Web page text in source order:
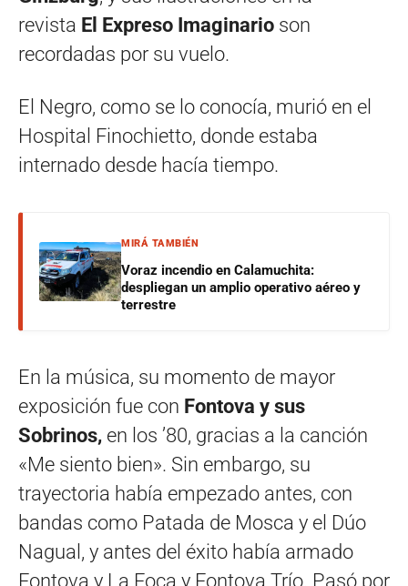
revista El Expreso Imaginario son
recordadas por su vuelo.
El Negro, como se lo conocía, murió en el
Hospital Finochietto, donde estaba
internado desde hacía tiempo.
MIRÁ TAMBIÉN
Voraz incendio en Calamuchita:
despliegan un amplio operativo aéreo y
terrestre
En la música, su momento de mayor
exposición fue con Fontova y sus
Sobrinos, en los ’80, gracias a la canción
«Me siento bien». Sin embargo, su
trayectoria había empezado antes, con
bandas como Patada de Mosca y el Dúo
Nagual, y antes del éxito había armado
Fontova y La Foca y Fontova Trío. Pasó por